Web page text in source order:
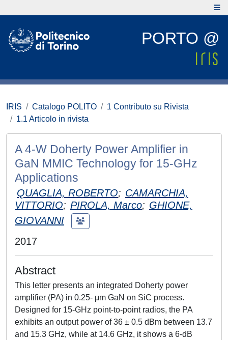
PORTO @
IRIS Catalogo POLITO
1 Contributo su Rivista
1.1 Articolo in rivista
A 4-W Doherty Power Amplifier in
GaN MMIC Technology for 15-GHz
Applications
QUAGLIA, ROBERTO; CAMARCHIA,
VITTORIO; PIROLA, Marco; GHIONE,
GIOVANNI
2017
Abstract
This letter presents an integrated Doherty power
amplifier (PA) in 0.25- μm GaN on SiC process.
Designed for 15-GHz point-to-point radios, the PA
exhibits an output power of 36 ± 0.5 dBm between 13.7
and 15.3 GHz, while at 14.6 GHz, it shows a 6-dB